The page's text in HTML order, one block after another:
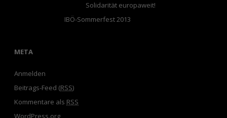
Solidarität europaweit!
IBÖ-Sommerfest 2013
META
Anmelden
Beitrags-Feed (RSS)
Kommentare als RSS
WordPress.org